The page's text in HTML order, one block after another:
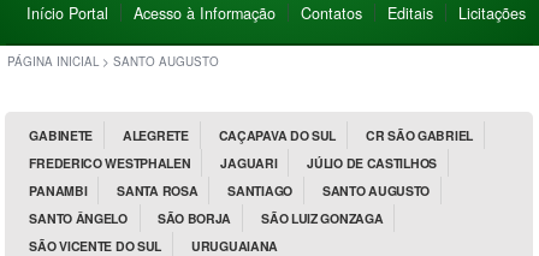
Início Portal Acesso à Informação Contatos Editais Licitações
PÁGINA INICIAL > SANTO AUGUSTO
GABINETE ALEGRETE CAÇAPAVA DO SUL
CR SÃO GABRIEL
FREDERICO WESTPHALEN
JAGUARI
JÚLIO DE CASTILHOS
PANAMBI
SANTA ROSA SANTIAGO
SANTO AUGUSTO
SANTO ÂNGELO
SÃO BORJA
SÃO LUIZ GONZAGA
SÃO VICENTE DO SUL
URUGUAIANA